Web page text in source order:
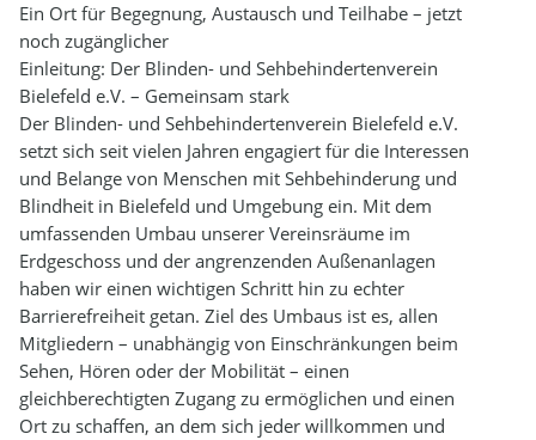
Impressum
Ein Ort für Begegnung, Austausch und Teilhabe – jetzt
noch zugänglicher
Einleitung: Der Blinden- und Sehbehindertenverein
Bielefeld e.V. – Gemeinsam stark
Der Blinden- und Sehbehindertenverein Bielefeld e.V.
setzt sich seit vielen Jahren engagiert für die Interessen
und Belange von Menschen mit Sehbehinderung und
Blindheit in Bielefeld und Umgebung ein. Mit dem
umfassenden Umbau unserer Vereinsräume im
Erdgeschoss und der angrenzenden Außenanlagen
haben wir einen wichtigen Schritt hin zu echter
Barrierefreiheit getan. Ziel des Umbaus ist es, allen
Mitgliedern – unabhängig von Einschränkungen beim
Sehen, Hören oder der Mobilität – einen
gleichberechtigten Zugang zu ermöglichen und einen
Ort zu schaffen, an dem sich jeder willkommen und